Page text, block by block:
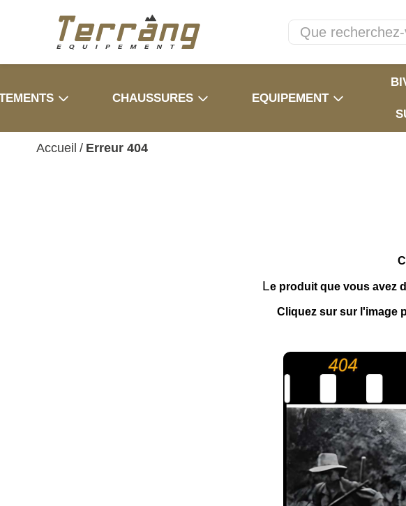
CHAUSSURES EQUIPEMENT
Accueil / Erreur 404
Le produit que vous avez
Cliquez sur sur l'image